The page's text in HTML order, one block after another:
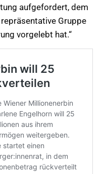
aufgefordert, dem
Gruppe
vorgelebt hat.“